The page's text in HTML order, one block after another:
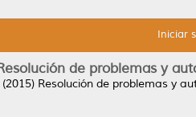
Iniciar
de problemas y
(2015) Resolución de problemas y